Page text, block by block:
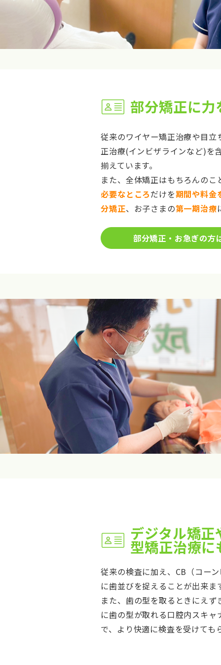
部分矯正に
従来のワイヤー矯正治療や目立
正治療(インビザラインなど)を
揃えています。
また、全体矯正はもちろんのこ
必要なところだけを期間や料金
分矯正、お子さまの第一期治療
部分矯正・お急ぎの方
デジタル矯
型矯正治療に
従来の検査に加え、CB（コー
に歯並びを捉えることが出来ま
また、歯の型を取るときにえ
に歯の型が取れる口腔内スキ
で、より快適に検査を受けても